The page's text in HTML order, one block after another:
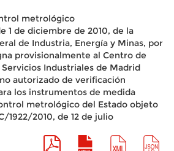
metrológico
1 de diciembre de 2010, de la
de Industria, Energía y Minas, por
provisionalmente al Centro de
Industriales de Madrid
autorizado de verificación
los instrumentos de medida
metrológico del Estado objeto
1922/2010, de 12 de julio